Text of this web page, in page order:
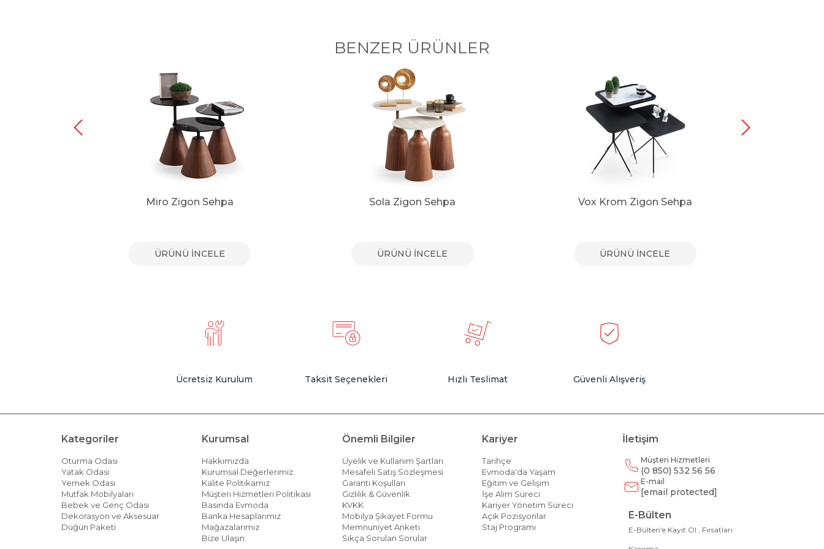
BENZER ÜRÜNLER
Miro Zigon Sehpa
ÜRÜNÜ İNCELE
Sola Zigon Sehpa
ÜRÜNÜ İNCELE
Vox Krom Zigon Sehpa
ÜRÜNÜ İNCELE
Ücretsiz Kurulum Taksit Seçenekleri Hızlı Teslimat Güvenli Alışveriş
Kategoriler
Oturma Odası
Yatak Odası
Yemek Odası
Mutfak Mobilyaları
Bebek ve Genç Odası
Dekorasyon ve Aksesuar
Düğün Paketi
Kurumsal
Hakkımızda
Kurumsal Değerlerimiz
Kalite Politikamız
Müşteri Hizmetleri Politikası
Basında Evmoda
Banka Hesaplarımız
Mağazalarımız
Bize Ulaşın
Önemli Bilgiler
Üyelik ve Kullanım Şartları
Mesafeli Satış Sözleşmesi
Garanti Koşulları
Gizlilik & Güvenlik
KVKK
Mobilya Şikayet Formu
Memnuniyet Anketi
Sıkça Sorulan Sorular
Kariyer
Tarihçe
Evmoda'da Yaşam
Eğitim ve Gelişim
İşe Alım Süreci
Kariyer Yönetim Süreci
Açık Pozisyonlar
Staj Programı
İletişim
Müşteri Hizmetleri
(0 850) 532 56 56
E-mail
[email protected]
E-Bülten
E-Bülten'e Kayıt Ol , Fırsatları